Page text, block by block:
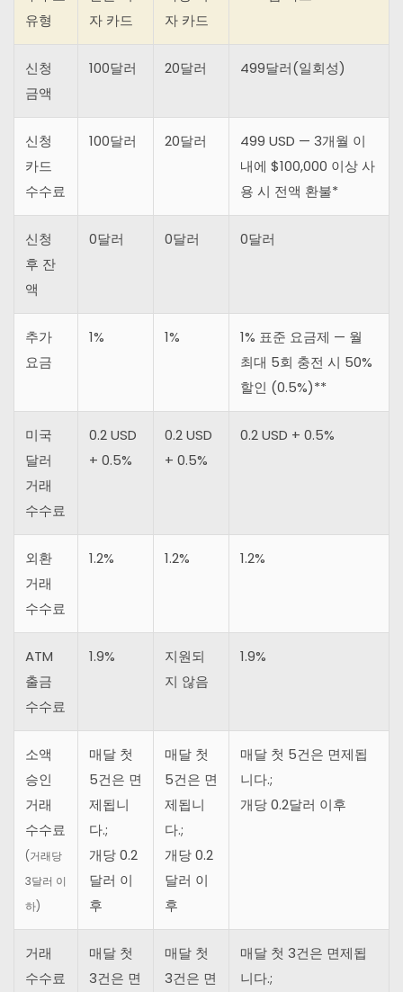
유형
자 카드
자 카드
신청
금액
100달러 20달러 499달러(일회성)
신청
카드
수수료
100달러 20달러
499 USD — 3개월 이
내에 $100,000 이상 사
용 시 전액 환불*
신청
후 잔
액
0달러 0달러 0달러
추가
요금
1% 1%
1% 표준 요금제 — 월
최대 5회 충전 시 50%
할인 (0.5%)**
미국
달러
거래
수수료
0.2 USD
+ 0.5%
0.2 USD
+ 0.5%
0.2 USD + 0.5%
외환
거래
수수료
1.2% 1.2% 1.2%
ATM
출금
수수료
1.9%
지원되
지 않음
1.9%
소액
승인
거래
수수료
(거래당
3달러 이
하)
매달 첫
5건은 면
제됩니
다.;
개당 0.2
달러 이
후
매달 첫
5건은 면
제됩니
다.;
개당 0.2
달러 이
후
매달 첫 5건은 면제됩
니다.;
개당 0.2달러 이후
거래
수수료
매달 첫
3건은 면
매달 첫
3건은 면
매달 첫 3건은 면제됩
니다.;